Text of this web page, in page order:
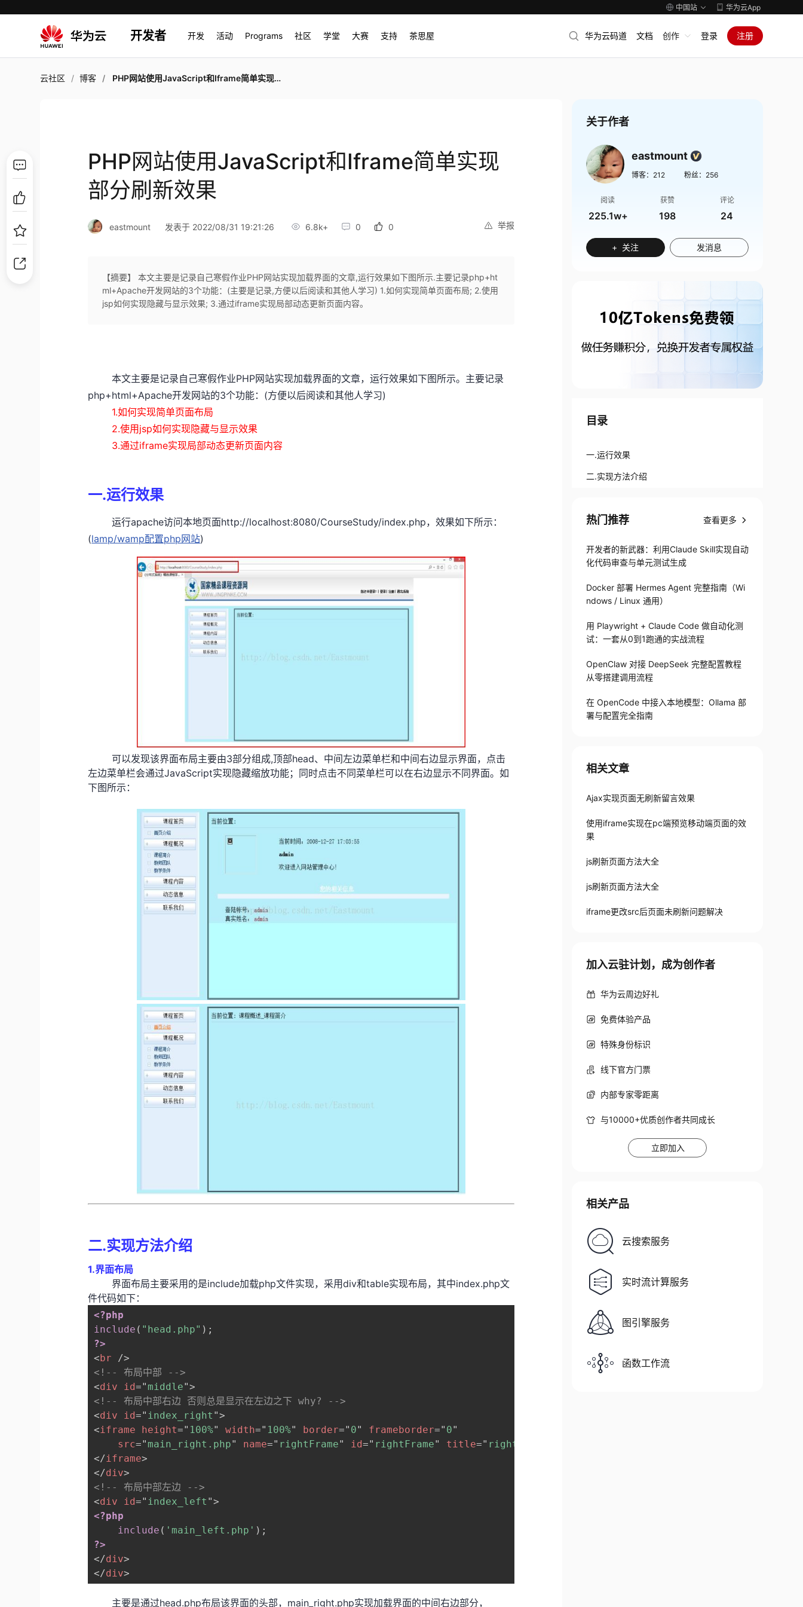
中国站 华为云App
开发者 开发 活动 Programs 社区 学堂 大赛 支持 茶思屋 华为云码道 文档 创作 登录 注册
云社区 博客 PHP网站使用JavaScript和Iframe简单实现部分刷新效果
PHP网站使用JavaScript和Iframe简单实现
部分刷新效果
举报
eastmount 发表于 2022/08/31 19:21:26 6.8k+ 0 0
【摘要】 本文主要是记录自己寒假作业PHP网站实现加载界面的文章,运行效果如下图所示.主要记录php+ht
ml+Apache开发网站的3个功能：(主要是记录,方便以后阅读和其他人学习) 1.如何实现简单页面布局; 2.使用
jsp如何实现隐藏与显示效果; 3.通过iframe实现局部动态更新页面内容。
本文主要是记录自己寒假作业PHP网站实现加载界面的文章，运行效果如下图所示。主要记录
php+html+Apache开发网站的3个功能：(方便以后阅读和其他人学习)
1.如何实现简单页面布局
2.使用jsp如何实现隐藏与显示效果
3.通过iframe实现局部动态更新页面内容
一.运行效果
运行apache访问本地页面http://localhost:8080/CourseStudy/index.php，效果如下所示：
(lamp/wamp配置php网站)
可以发现该界面布局主要由3部分组成,顶部head、中间左边菜单栏和中间右边显示界面，点击
左边菜单栏会通过JavaScript实现隐藏缩放功能；同时点击不同菜单栏可以在右边显示不同界面。如
下图所示：
二.实现方法介绍
1.界面布局
界面布局主要采用的是include加载php文件实现，采用div和table实现布局，其中index.php文
件代码如下：
<?php
include ( "head.php" ) ;
?>
<br
/>
<!-- 布局中部 -->
<div id=" middle">
<!-- 布局中部右边 否则总是显示在左边之下 why? -->
<div id=" index_right ">
<iframe height=" 100%" width=" 100%" border=" 0" frameborder=" 0"
src=" main_right.php" name=" rightFrame" id=" rightFrame" title=" rightFrame
</iframe>
</div>
<!-- 布局中部左边 -->
<div id=" index_left ">
<?php
include ( 'main_left.php' ) ;
?>
</div>
</div>
主要是通过head.php布局该界面的头部，main_right.php实现加载界面的中间右边部分，
关于作者
eastmount
博客： 212 粉丝： 256
阅读
225.1w+
获赞
198
评论
24
+ 关注 发消息
目录
一.运行效果
二.实现方法介绍
热门推荐 查看更多
开发者的新武器：利用Claude Skill实现自动
化代码审查与单元测试生成
Docker 部署 Hermes Agent 完整指南（Wi
ndows / Linux 通用）
用 Playwright + Claude Code 做自动化测
试：一套从0到1跑通的实战流程
OpenClaw 对接 DeepSeek 完整配置教程
从零搭建调用流程
在 OpenCode 中接入本地模型：Ollama 部
署与配置完全指南
相关文章
Ajax实现页面无刷新留言效果
使用iframe实现在pc端预览移动端页面的效
果
js刷新页面方法大全
js刷新页面方法大全
iframe更改src后页面未刷新问题解决
加入云驻计划，成为创作者
华为云周边好礼
免费体验产品
特殊身份标识
线下官方门票
内部专家零距离
与10000+优质创作者共同成长
立即加入
相关产品
云搜索服务
实时流计算服务
图引擎服务
函数工作流